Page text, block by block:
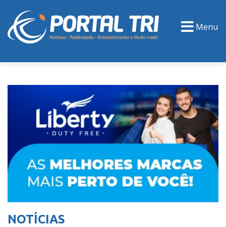
Menu
NOTÍCIAS